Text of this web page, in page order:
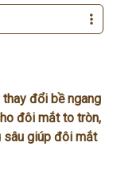
đổi bề ngang
đôi mắt to tròn,
sâu giúp đôi mắt